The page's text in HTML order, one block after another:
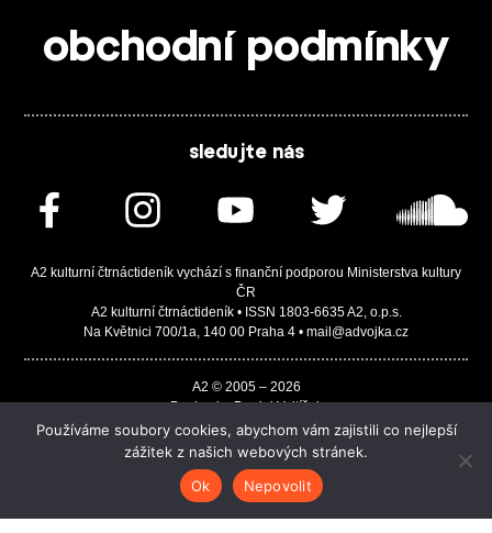
obchodní podmínky
sledujte nás
A2 kulturní čtrnáctideník vychází s finanční podporou Ministerstva kultury
ČR
A2 kulturní čtrnáctideník • ISSN 1803-6635 A2, o.p.s.
Na Květnici 700/1a, 140 00 Praha 4 • mail@advojka.cz
A2 © 2005 – 2026
Design by Daniel Vojtíšek
Built by JASA-IT & ChSoft
Používáme soubory cookies, abychom vám zajistili co nejlepší
zážitek z našich webových stránek.
Ok
Nepovolit